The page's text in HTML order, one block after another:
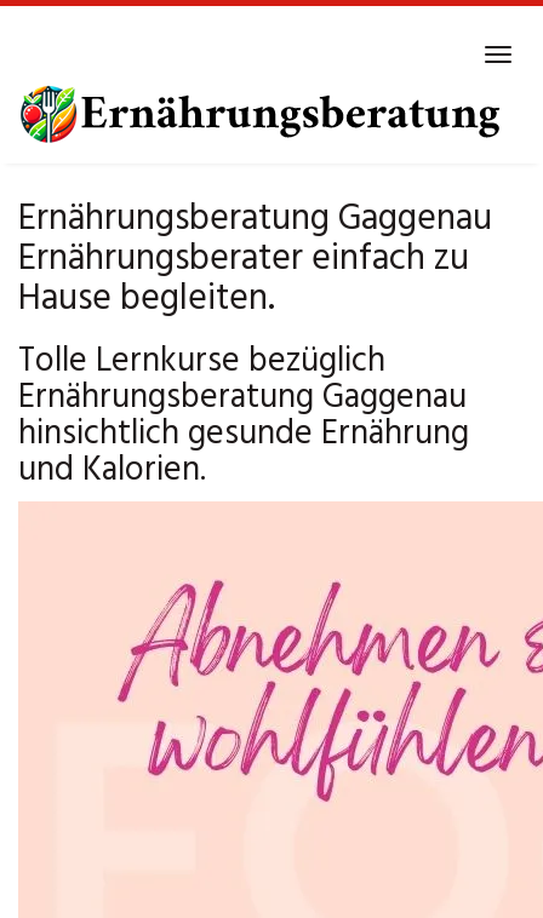
main
content
Ernährungsberatung Gaggenau
Ernährungsberater einfach zu
Hause begleiten.
Tolle Lernkurse bezüglich
Ernährungsberatung Gaggenau
hinsichtlich gesunde Ernährung
und Kalorien.